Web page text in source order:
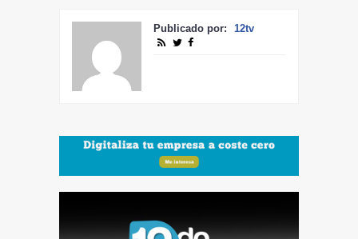
Publicado por: 12tv